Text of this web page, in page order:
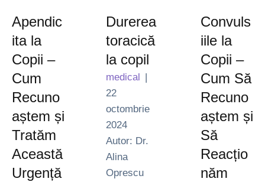
Apendic
ita la
Copii –
Cum
Recuno
aștem și
Tratăm
Această
Urgență
Durerea
toracică
la copil
medical |
22
octombrie
2024
Autor: Dr.
Alina
Oprescu
Convuls
iile la
Copii –
Cum Să
Recuno
aștem și
Să
Reacțio
năm